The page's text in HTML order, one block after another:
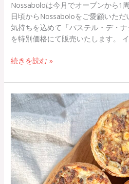
Nossaboloは今月でオープンから1
日頃からNossaboloをご愛顧いた
気持ちを込めて「パステル・デ・ナ
を特別価格にて販売いたします。
続きを読む »
エ
ン
パ
ー
ダ・
デ・
フ
ラ